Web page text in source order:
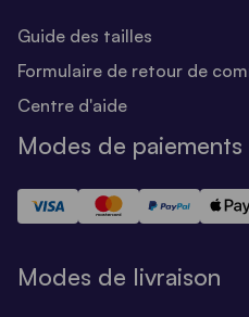
Guide des tailles
Formulaire de retour de
Centre d'aide
Modes de paiements
Modes de livraison